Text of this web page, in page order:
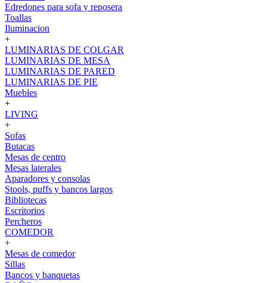
Edredones para sofa y reposera
Toallas
Iluminacion
+
LUMINARIAS DE COLGAR
LUMINARIAS DE MESA
LUMINARIAS DE PARED
LUMINARIAS DE PIE
Muebles
+
LIVING
+
Sofas
Butacas
Mesas de centro
Mesas laterales
Aparadores y consolas
Stools, puffs y bancos largos
Bibliotecas
Escritorios
Percheros
COMEDOR
+
Mesas de comedor
Sillas
Bancos y banquetas